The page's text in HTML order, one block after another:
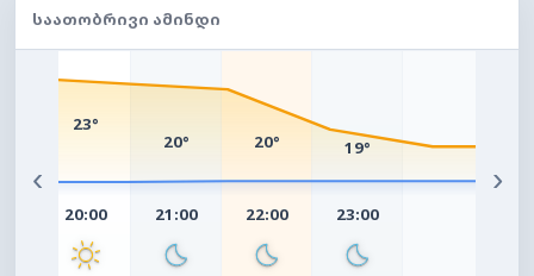
ᲡᲐᲐᲗᲝᲑᲠᲘᲕᲘ ᲐᲛᲘᲜᲓᲘ
‹
23°
20:00
20°
21:00
20°
22:00
19°
23:00
›